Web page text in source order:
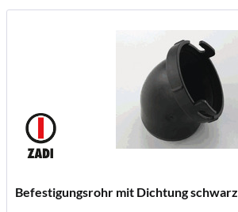
Befestigungsrohr mit Dichtung schwarz